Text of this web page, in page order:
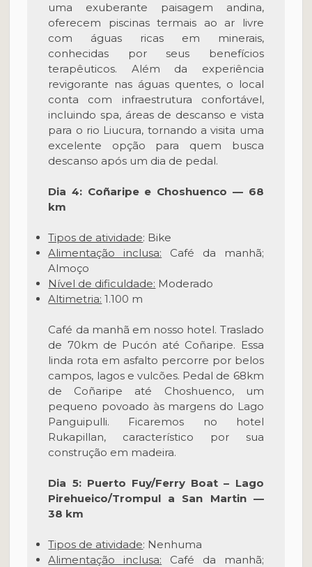
uma exuberante paisagem andina,
oferecem piscinas termais ao ar livre
com águas ricas em minerais,
conhecidas por seus benefícios
terapêuticos. Além da experiência
revigorante nas águas quentes, o local
conta com infraestrutura confortável,
incluindo spa, áreas de descanso e vista
para o rio Liucura, tornando a visita uma
excelente opção para quem busca
descanso após um dia de pedal.
Dia 4: Coñaripe e Choshuenco — 68
km
Tipos de atividade: Bike
Alimentação inclusa: Café da manhã;
Almoço
Nível de dificuldade: Moderado
Altimetria: 1.100 m
Café da manhã em nosso hotel. Traslado
de 70km de Pucón até Coñaripe. Essa
linda rota em asfalto percorre por belos
campos, lagos e vulcões. Pedal de 68km
de Coñaripe até Choshuenco, um
pequeno povoado às margens do Lago
Panguipulli. Ficaremos no hotel
Rukapillan, característico por sua
construção em madeira.
Dia 5: Puerto Fuy/Ferry Boat – Lago
Pirehueico/Trompul a San Martin —
38 km
Tipos de atividade: Nenhuma
Alimentação inclusa: Café da manhã;